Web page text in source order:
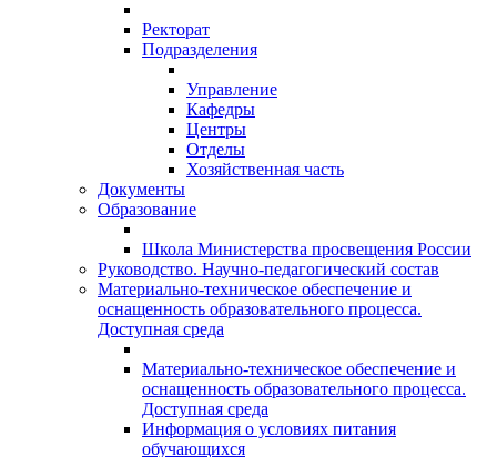
Ректорат
Подразделения
Управление
Кафедры
Центры
Отделы
Хозяйственная часть
Документы
Образование
Школа Министерства просвещения России
Руководство. Научно-педагогический состав
Материально-техническое обеспечение и
оснащенность образовательного процесса.
Доступная среда
Материально-техническое обеспечение и
оснащенность образовательного процесса.
Доступная среда
Информация о условиях питания
обучающихся